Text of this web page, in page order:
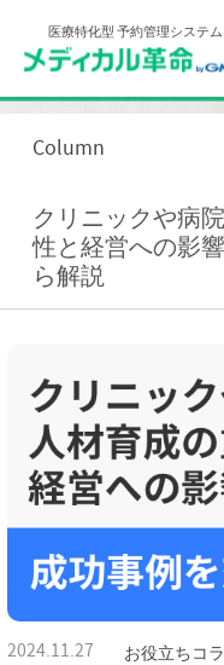
医療特化型 予約管理システム
Column
クリニックや病
性と経営への影
ら解説
2024.11.27 お役立ちコ